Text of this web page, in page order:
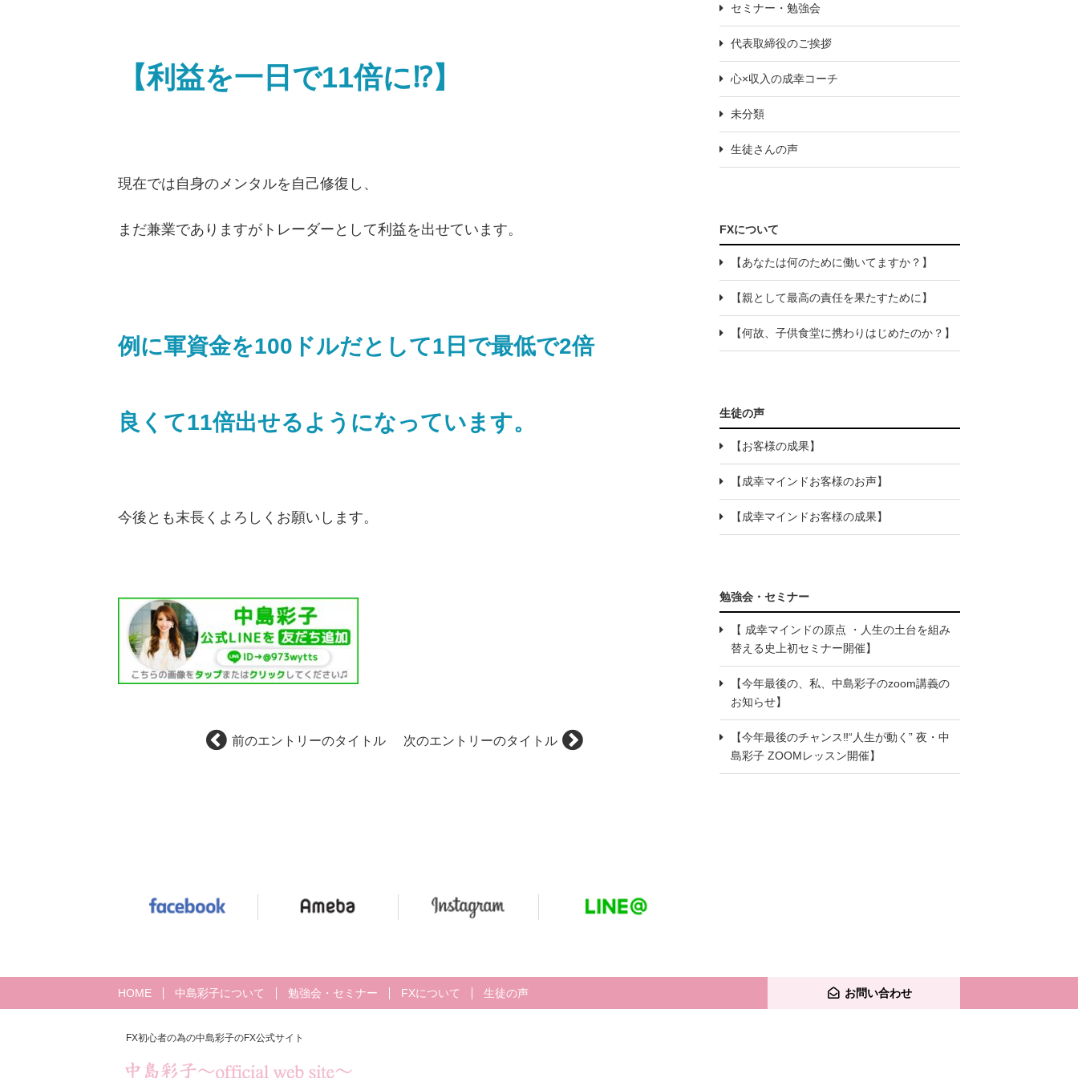
【利益を一日で11倍に⁉】
現在では自身のメンタルを自己修復し、
まだ兼業でありますがトレーダーとして利益を出せています。
例に軍資金を100ドルだとして1日で最低で2倍
良くて11倍出せるようになっています。
今後とも末長くよろしくお願いします。
前のエントリーのタイトル 次のエントリーのタイトル
セミナー・勉強会
代表取締役のご挨拶
心×収入の成幸コーチ
未分類
生徒さんの声
FXについて
【あなたは何のために働いてますか？】
【親として最高の責任を果たすために】
【何故、子供食堂に携わりはじめたのか？】
生徒の声
【お客様の成果】
【成幸マインドお客様のお声】
【成幸マインドお客様の成果】
勉強会・セミナー
【 成幸マインドの原点 ・人生の土台を組み
替える史上初セミナー開催】
【今年最後の、私、中島彩子のzoom講義の
お知らせ】
【今年最後のチャンス‼“人生が動く” 夜・中
島彩子 ZOOMレッスン開催】
HOME 中島彩子について 勉強会・セミナー FXについて 生徒の声 お問い合わせ
FX初心者の為の中島彩子のFX公式サイト